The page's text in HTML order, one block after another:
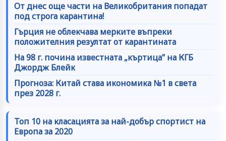
От днес още части на Великобритания попадат
под строга карантина!
Гърция не облекчава мерките въпреки
положителния резултат от карантината
На 98 г. почина известната „къртица” на КГБ
Джордж Блейк
Прогнозa: Китай става икономика №1 в света
през 2028 г.
Топ 10 на класацията за най-добър спортист на
Европа за 2020